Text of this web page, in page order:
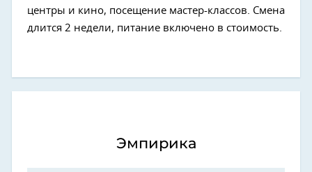
центры и кино, посещение мастер-классов. Смена
длится 2 недели, питание включено в стоимость.
Эмпирика